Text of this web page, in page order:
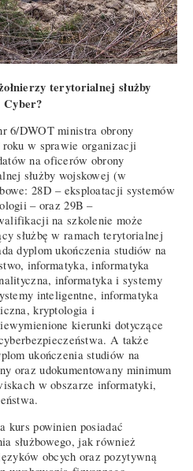
terytorialnej służby
Cyber?
6/DWOT ministra obrony
roku w sprawie organizacji
na oficerów obrony
służby wojskowej (w
28D – eksploatacji systemów
– oraz 29B –
na szkolenie może
służbę w ramach terytorialnej
dyplom ukończenia studiów na
informatyka, informatyka
informatyka i systemy
inteligentne, informatyka
kryptologia i
kierunki dotyczące
A także
ukończenia studiów na
oraz udokumentowany minimum
w obszarze informatyki,
kurs powinien posiadać
służbowego, jak również
obcych oraz pozytywną